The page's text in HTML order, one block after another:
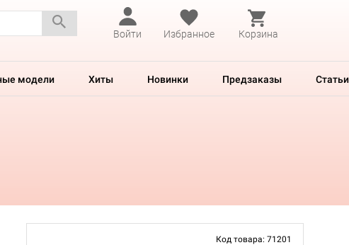
Войти
Избранное Корзина
модели Хиты Новинки Предзаказы Статьи
Код товара: 71201